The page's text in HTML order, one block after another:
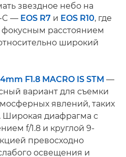
звездное небо на
C — EOS R7 и EOS R10, где
расстоянием
широкий
F1.8 MACRO IS STM —
вариант для съемки
явлений, таких
. Широкая диафрагма с
f/1.8 и круглой 9-
превосходно
освещения и